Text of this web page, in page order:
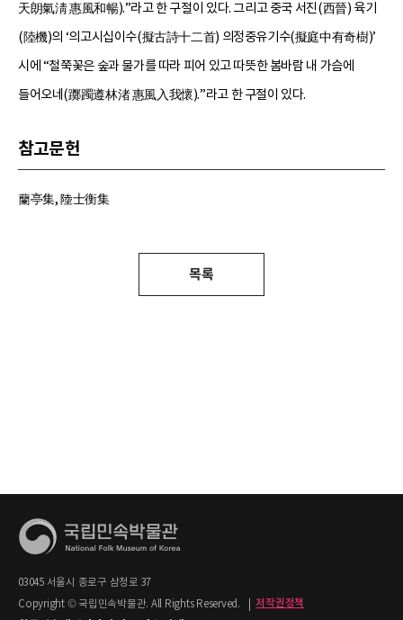
天朗氣淸 惠風和暢).”라고 한 구절이 있다. 그리고 중국 서진(西晉) 육기
(陸機)의 ‘의고시십이수(擬古詩十二首) 의정중유기수(擬庭中有奇樹)’
시에 “철쭉꽃은 숲과 물가를 따라 피어 있고 따뜻한 봄바람 내 가슴에
들어오네(躑躅遵林渚 惠風入我懷).”라고 한 구절이 있다.
참고문헌
蘭亭集, 陸士衡集
목록
03045 서울시 종로구 삼청로 37
Copyright © 국립민속박물관. All Rights Reserved.
저작권정책